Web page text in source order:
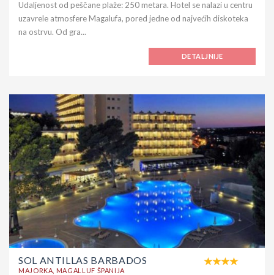
Udaljenost od peščane plaže: 250 metara. Hotel se nalazi u centru
uzavrele atmosfere Magalufa, pored jedne od najvećih diskoteka
na ostrvu. Od gra...
DETALJNIJE
SOL ANTILLAS BARBADOS
MAJORKA, MAGALLUF ŠPANIJA